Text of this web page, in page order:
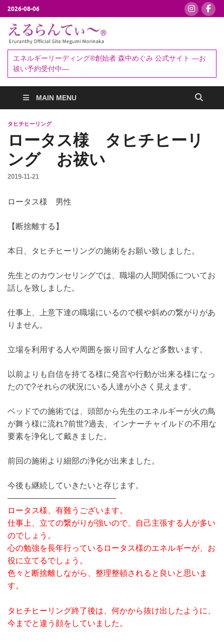
2026-08-06
ぃ～®
予約受付中
エネルギーリーディング®創始者 森中めぐみ 公式サイト ―お
祓い予約受付中―
MAIN MENU
タヒチヒーリング
ロータス様 タヒチヒーリ
ング お祓い
2019-11-21
ロータス様 男性
【断捨離する】
本日、タヒチヒーリングの施術をお願い致しました。
先生とのカウンセリングでは、職場の人間関係についてお
話しを致しました。
仕事上、上意下達の職場にいるので横や斜めの繋がりがあ
りません。
立場を利用する人や周囲を振り回す人など多数います。
以前よりも自信を持てる様に発言や行動が出来る様になっ
たので?それらの状況にいる人達が小さく見えます。
ベッドでの施術では、頭部から先生のエネルギーが火の鳥
が舞う様に流れ?前世?過去、インナーチャイルドの不用な
要素を浄化して戴きました。
前回の施術より細部の浄化が出来ました。
今後も継続していきたいと存じます。
—————————————–
ロータス様、有難うございます。
仕事上、立ての繋がりが強いので、自己主張する人が多い
のでしょう。
心の勉強を長年行っているロータス様のエネルギーが、お
役に立てるでしょう。
色々と断捨離しながら、整理整頓されると良いと思いま
す。
タヒチヒーリング終了後は、何かから抜け出したように、
今までと違う顔をしていました。